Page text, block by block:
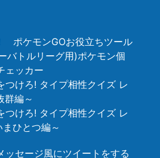
ポケモンGOお役立ちツール
バトルリーグ用)ポケモン個
ェッカー
つけろ! タイプ相性クイズ レ
群編～
つけろ! タイプ相性クイズ レ
ひとつ編～
ッセージ風にツイートをする